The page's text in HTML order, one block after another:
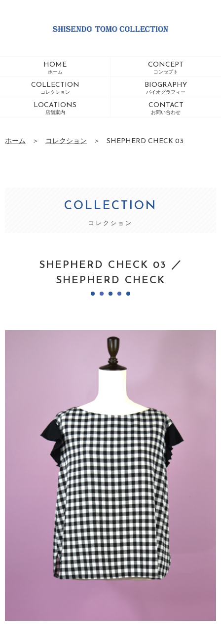
HOME
ホーム
CONCEPT
コンセプト
COLLECTION
コレクション
BIOGRAPHY
バイオグラフィー
LOCATIONS
店舗案内
CONTACT
お問い合わせ
ホーム ＞ コレクション ＞ SHEPHERD CHECK 03
COLLECTION
コレクション
SHEPHERD CHECK 03 ／
SHEPHERD CHECK